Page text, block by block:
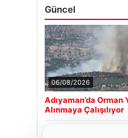
Güncel
06/08/2026
Adıyaman’da Orman
Alınmaya Çalışılıyor